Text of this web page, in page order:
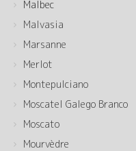
Malbec
Malvasia
Marsanne
Merlot
Montepulciano
Moscatel Galego Branco
Moscato
Mourvèdre